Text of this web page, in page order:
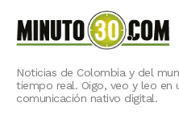
Noticias de Colombia y del
tiempo real. Oigo, veo y leo en
comunicación nativo digital.